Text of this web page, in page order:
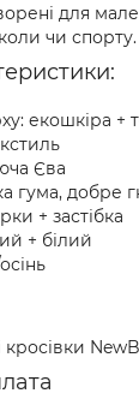
для
чи спорту.
екошкіра +
Єва
гума, добре
+ застібка
+ білий
кросівки